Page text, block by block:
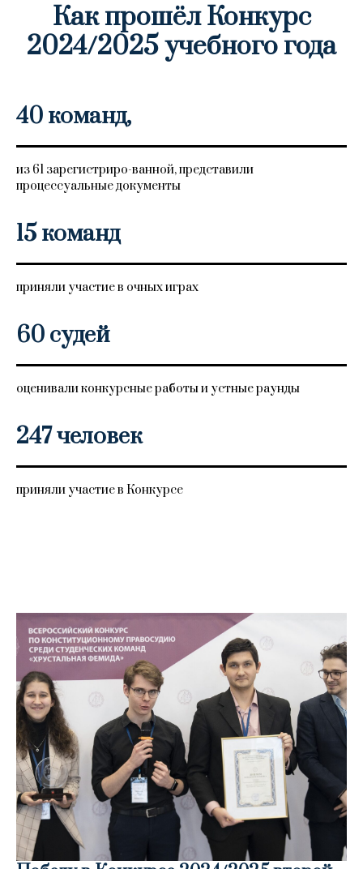
Как прошёл Конкурс
2024/2025 учебного года
40 команд,
из 61 зарегистриро-ванной, представили
процессуальные документы
15 команд
приняли участие в очных играх
60 судей
оценивали конкурсные работы и устные раунды
247 человек
приняли участие в Конкурсе